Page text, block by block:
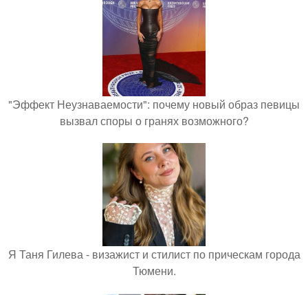
"Эффект Неузнаваемости": почему новый образ певицы
вызвал споры о гранях возможного?
Я Таня Гилева - визажист и стилист по прическам города
Тюмени.